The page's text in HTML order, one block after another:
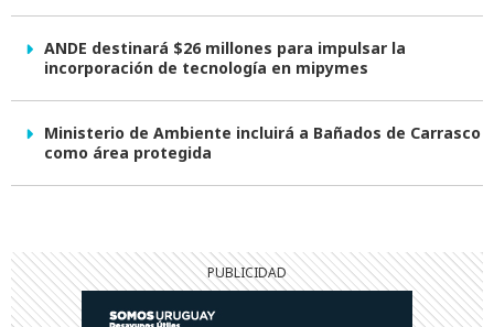
ANDE destinará $26 millones para impulsar la
incorporación de tecnología en mipymes
Ministerio de Ambiente incluirá a Bañados de Carrasco
como área protegida